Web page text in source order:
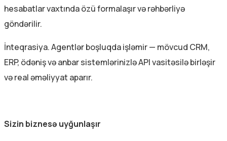
hesabatlar vaxtında özü formalaşır və rəhbərliyə
göndərilir.
İnteqrasiya. Agentlər boşluqda işləmir — mövcud CRM,
ERP, ödəniş və anbar sistemlərinizlə API vasitəsilə birləşir
və real əməliyyat aparır.
Sizin biznesə uyğunlaşır